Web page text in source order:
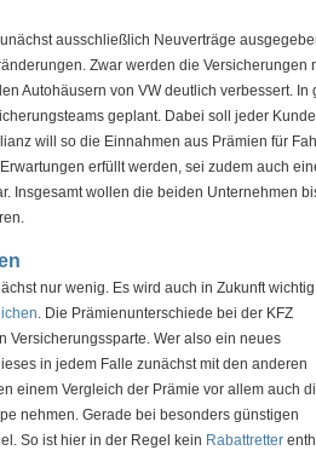
ausschließlich Neuverträge
Zwar werden die Versicherungen
Autohäusern von VW deutlich verbessert. In
geplant. Dabei soll jeder
will so die Einnahmen aus Prämien für
erfüllt werden, sei zudem auch
Insgesamt wollen die beiden Unternehmen
nur wenig. Es wird auch in Zukunft
. Die Prämienunterschiede bei der KFZ
Versicherungssparte. Wer also ein neues
in jedem Falle zunächst mit den anderen
einem Vergleich der Prämie vor allem auch
nehmen. Gerade bei besonders günstigen
So ist hier in der Regel kein Rabattretter